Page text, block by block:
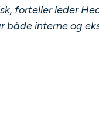
forteller leder
både interne og